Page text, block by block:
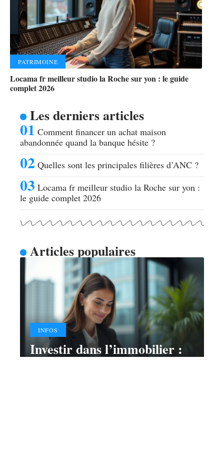
PATRIMOINE
Locama fr meilleur studio la Roche sur yon : le guide
complet 2026
Les derniers articles
Comment financer un achat maison
abandonnée quand la banque hésite ?
Quelles sont les principales filières d’ANC ?
Locama fr meilleur studio la Roche sur yon :
le guide complet 2026
Articles populaires
INFOS
Investir dans l’immobilier :
stratégies rentables et